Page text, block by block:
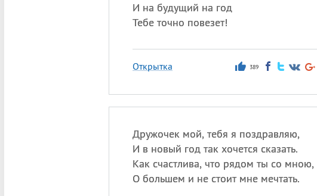
И на будущий на год
Тебе точно повезет!
Открытка 389
Дружочек мой, тебя я поздравляю,
И в новый год так хочется сказать.
Как счастлива, что рядом ты со мною,
О большем и не стоит мне мечтать.